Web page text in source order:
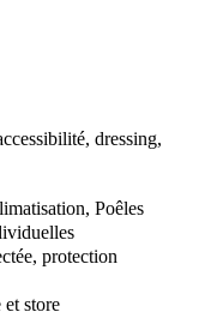
dressing,
Poêles
protection
store